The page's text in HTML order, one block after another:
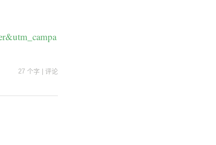
27 个字 评论